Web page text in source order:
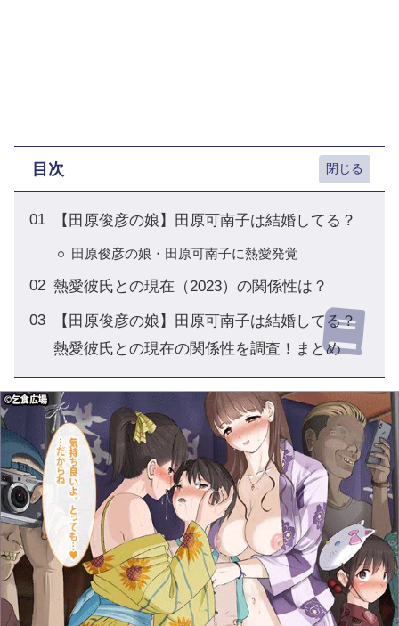
目次
【田原俊彦の娘】田原可南子は結婚してる？
田原俊彦の娘・田原可南子に熱愛発覚
熱愛彼氏との現在（2023）の関係性は？
【田原俊彦の娘】田原可南子は結婚してる？
熱愛彼氏との現在の関係性を調査！まとめ